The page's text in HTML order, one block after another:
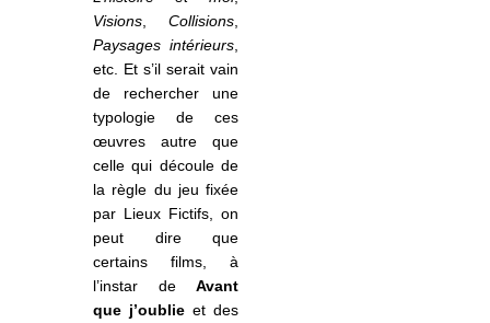
Visions ,Collisions
Paysages intérieurs
etc. Et s’il serait vain
de rechercher une
typologie de ces
œuvres autre que
celle qui découle de
la règle du jeu fixée
par Lieux Fictifs, on
peut dire que
certains films, à
l’instar deAvant
que j’oublie et des